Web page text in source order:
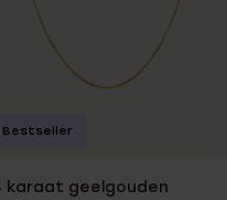
karaat geelgouden
Bestseller